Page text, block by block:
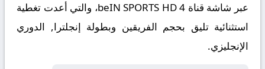
عبر شاشة قناة beIN SPORTS HD 4، والتي أعدت تغطية
استثنائية تليق بحجم الفريقين وبطولة إنجلترا, الدوري
الإنجليزي.